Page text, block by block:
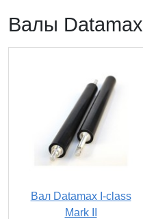
Валы Datamax
Вал Datamax I-class
Mark II